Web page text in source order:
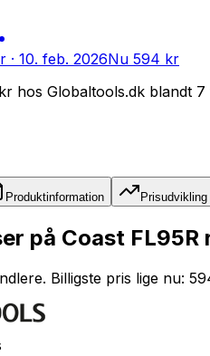
· 10. feb. 2026Nu 594 kr
hos Globaltools.dk blandt
Produktinformation Prisudvikling
på Coast
Billigste pris lige nu: